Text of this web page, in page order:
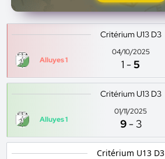
Critérium U13 D3
Alluyes 1
04/10/2025
1 -5
Critérium U13 D3
Alluyes 1
01/11/2025
9 - 3
Critérium U13 D3